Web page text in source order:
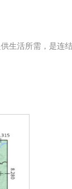
生活所需，是连